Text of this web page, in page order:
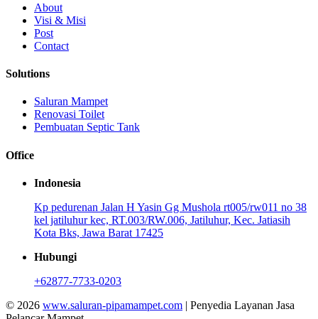
About
Visi & Misi
Post
Contact
Solutions
Saluran Mampet
Renovasi Toilet
Pembuatan Septic Tank
Office
Indonesia
Kp pedurenan Jalan H Yasin Gg Mushola rt005/rw011 no 38
kel jatiluhur kec, RT.003/RW.006, Jatiluhur, Kec. Jatiasih
Kota Bks, Jawa Barat 17425
Hubungi
+62877-7733-0203
© 2026 www.saluran-pipamampet.com | Penyedia Layanan Jasa